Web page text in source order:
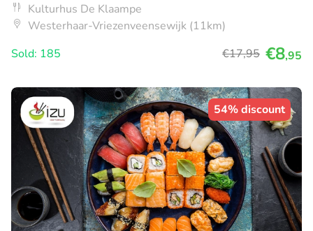
Kulturhus De Klaampe
Westerhaar-Vriezenveensewijk (11km)
Sold: 185
€17,95 €8,95
54% discount